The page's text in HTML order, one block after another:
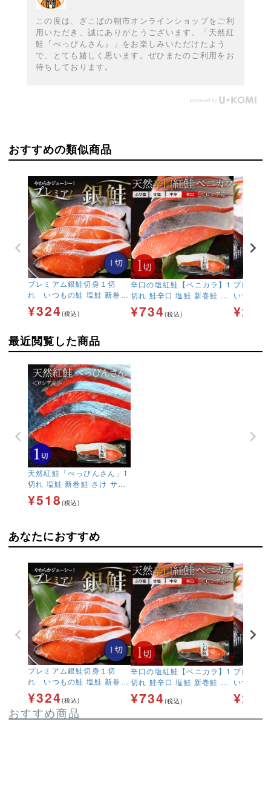
この度は、ざこばの朝市オンラインショップをご利
用いただき、誠にありがとうございます。「天然紅
鮭『べっぴんさん』」をお楽しみいただけたよう
で、とても嬉しく思います。ぜひまたのご利用をお
待ちしております。
おすすめの類似商品
プレミアム銀鮭切身１切
れ いつもの鮭 塩鮭 新巻鮭
さけ サケ しゃけ
¥324(税込)
辛口の塩紅鮭【ベニカラ】1
切れ 鮭辛口 塩鮭 新巻鮭 さ
け サケ しゃけ
¥734(税込)
プレミ
いつもの
け サケ
¥
最近閲覧した商品
天然紅鮭「べっぴんさん」1
切れ 塩鮭 新巻鮭 さけ サケ
しゃけ
¥518(税込)
あなたにおすすめ
プレミアム銀鮭切身１切
れ いつもの鮭 塩鮭 新巻鮭
さけ サケ しゃけ
¥324(税込)
辛口の塩紅鮭【ベニカラ】1
切れ 鮭辛口 塩鮭 新巻鮭 さ
け サケ しゃけ
¥734(税込)
プレミ
いつもの
け サケ
¥
おすすめ商品